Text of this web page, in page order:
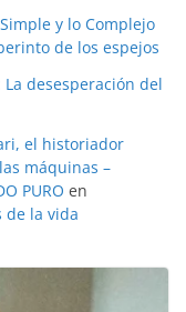
y lo Complejo
de los espejos
desesperación del
el historiador
máquinas –
PURO en
de la vida